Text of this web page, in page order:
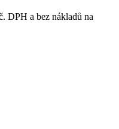
DPH a bez nákladů na